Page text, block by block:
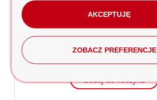
Łożysko łożyska 62/22 do Honda GX120
59,00 zł
dodaj do koszyka
AKCEPTUJĘ
ZOBACZ PREFERENCJE